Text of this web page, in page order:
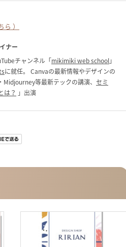
）
ナー
チャンネル「mikimiki web school」
に就任。 Canvaの最新情報やデザインの
等最新テックの講演、 セミ
は？ 」出演